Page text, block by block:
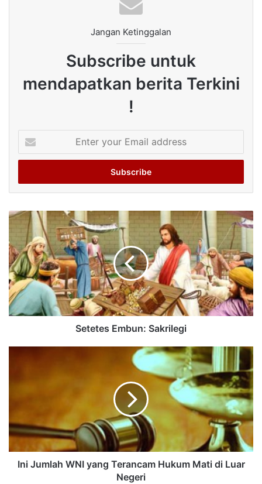
Jangan Ketinggalan
Subscribe untuk
mendapatkan berita Terkini
!
your
Email
Setetes Embun: Sakrilegi
Ini Jumlah WNI yang Terancam Hukum Mati di Luar
Negeri